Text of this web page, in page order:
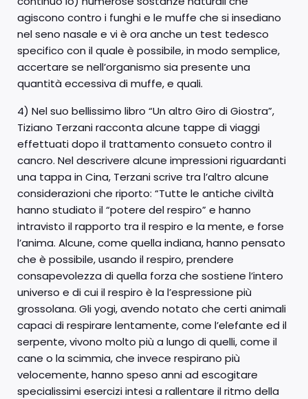
agiscono contro i funghi e le muffe che si insediano
nel seno nasale e vi è ora anche un test tedesco
specifico con il quale è possibile, in modo semplice,
accertare se nell’organismo sia presente una
quantità eccessiva di muffe, e quali.
4) Nel suo bellissimo libro “Un altro Giro di Giostra”,
Tiziano Terzani racconta alcune tappe di viaggi
effettuati dopo il trattamento consueto contro il
cancro. Nel descrivere alcune impressioni riguardanti
una tappa in Cina, Terzani scrive tra l’altro alcune
considerazioni che riporto: “Tutte le antiche civiltà
hanno studiato il “potere del respiro” e hanno
intravisto il rapporto tra il respiro e la mente, e forse
l’anima. Alcune, come quella indiana, hanno pensato
che è possibile, usando il respiro, prendere
consapevolezza di quella forza che sostiene l’intero
universo e di cui il respiro è la l’espressione più
grossolana. Gli yogi, avendo notato che certi animali
capaci di respirare lentamente, come l’elefante ed il
serpente, vivono molto più a lungo di quelli, come il
cane o la scimmia, che invece respirano più
velocemente, hanno speso anni ad escogitare
specialissimi esercizi intesi a rallentare il ritmo della